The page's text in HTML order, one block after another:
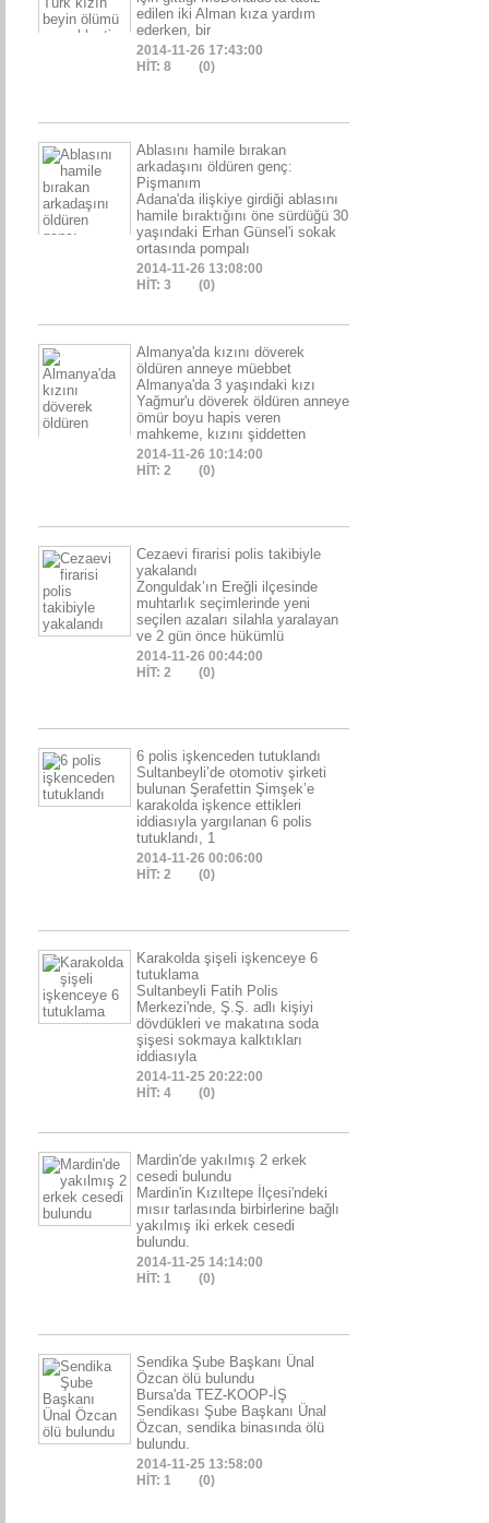
edilen iki Alman kıza yardım
ederken, bir
2014-11-26 17:43:00
HİT: 8
(0)
Ablasını hamile bırakan
arkadaşını öldüren genç:
Pişmanım
Adana'da ilişkiye girdiği ablasını
hamile bıraktığını öne sürdüğü 30
yaşındaki Erhan Günsel'i sokak
ortasında pompalı
2014-11-26 13:08:00
HİT: 3
(0)
Almanya'da kızını döverek
öldüren anneye müebbet
Almanya'da 3 yaşındaki kızı
Yağmur'u döverek öldüren anneye
ömür boyu hapis veren
mahkeme, kızını şiddetten
2014-11-26 10:14:00
HİT: 2
(0)
Cezaevi firarisi polis takibiyle
yakalandı
Zonguldak’ın Ereğli ilçesinde
muhtarlık seçimlerinde yeni
seçilen azaları silahla yaralayan
ve 2 gün önce hükümlü
2014-11-26 00:44:00
HİT: 2
(0)
6 polis işkenceden tutuklandı
Sultanbeyli’de otomotiv şirketi
bulunan Şerafettin Şimşek’e
karakolda işkence ettikleri
iddiasıyla yargılanan 6 polis
tutuklandı, 1
2014-11-26 00:06:00
HİT: 2
(0)
Karakolda şişeli işkenceye 6
tutuklama
Sultanbeyli Fatih Polis
Merkezi'nde, Ş.Ş. adlı kişiyi
dövdükleri ve makatına soda
şişesi sokmaya kalktıkları
iddiasıyla
2014-11-25 20:22:00
HİT: 4
(0)
Mardin'de yakılmış 2 erkek
cesedi bulundu
Mardin'in Kızıltepe İlçesi'ndeki
mısır tarlasında birbirlerine bağlı
yakılmış iki erkek cesedi
bulundu.
2014-11-25 14:14:00
HİT: 1
(0)
Sendika Şube Başkanı Ünal
Özcan ölü bulundu
Bursa'da TEZ-KOOP-İŞ
Sendikası Şube Başkanı Ünal
Özcan, sendika binasında ölü
bulundu.
2014-11-25 13:58:00
HİT: 1
(0)